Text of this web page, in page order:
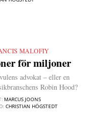
MALOFIY
för miljoner
advokat – eller en
Robin Hood?
MARCUS JOONS
CHRISTIAN HÖGSTEDT